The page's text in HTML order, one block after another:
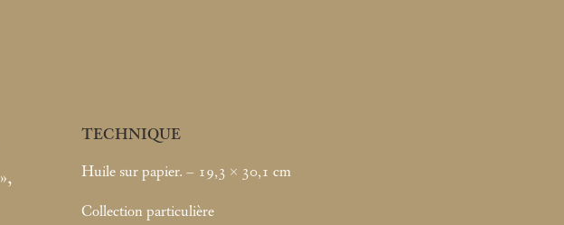
»,
TECHNIQUE
Huile sur papier. – 19,3 × 30,1 cm
Collection particulière